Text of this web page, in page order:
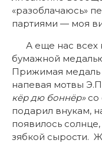
«разоблачаюсь»
партиями — моя
А еще нас всех
бумажной
Прижимая медаль
напевая мотвы
кёр дю боннёр»со
подарил внукам,
появилось
зябкой сырости.